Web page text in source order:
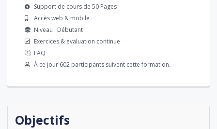
Support de cours de 50 Pages
Accès web & mobile
Niveau : Débutant
Exercices & évaluation continue
FAQ
À ce jour 602 participants suivent cette formation.
Objectifs